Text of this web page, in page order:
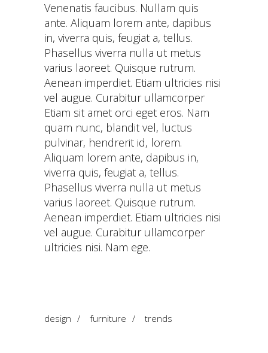
Venenatis faucibus. Nullam quis
ante. Aliquam lorem ante, dapibus
in, viverra quis, feugiat a, tellus.
Phasellus viverra nulla ut metus
varius laoreet. Quisque rutrum.
Aenean imperdiet. Etiam ultricies nisi
vel augue. Curabitur ullamcorper
Etiam sit amet orci eget eros. Nam
quam nunc, blandit vel, luctus
pulvinar, hendrerit id, lorem.
Aliquam lorem ante, dapibus in,
viverra quis, feugiat a, tellus.
Phasellus viverra nulla ut metus
varius laoreet. Quisque rutrum.
Aenean imperdiet. Etiam ultricies nisi
vel augue. Curabitur ullamcorper
ultricies nisi. Nam ege.
design / furniture / trends